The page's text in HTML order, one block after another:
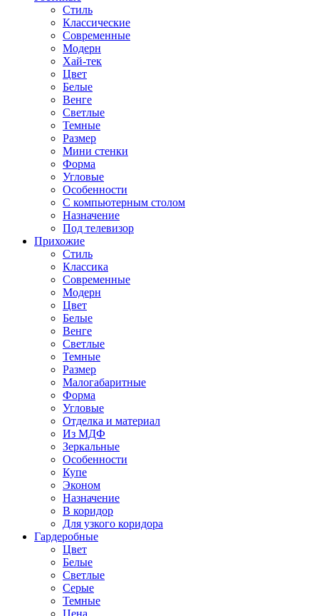
Стиль
Классические
Современные
Модерн
Хай-тек
Цвет
Белые
Венге
Светлые
Темные
Размер
Мини стенки
Форма
Угловые
Особенности
С компьютерным столом
Назначение
Под телевизор
Прихожие
Стиль
Классика
Современные
Модерн
Цвет
Белые
Венге
Светлые
Темные
Размер
Малогабаритные
Форма
Угловые
Отделка и материал
Из МДФ
Зеркальные
Особенности
Купе
Эконом
Назначение
В коридор
Для узкого коридора
Гардеробные
Цвет
Белые
Светлые
Серые
Темные
Цена